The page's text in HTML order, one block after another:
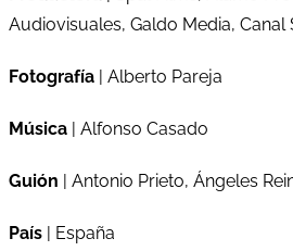
Audiovisuales, Galdo Media, Canal
Fotografía | Alberto Pareja
Música | Alfonso Casado
Guión | Antonio Prieto, Ángeles
País | España